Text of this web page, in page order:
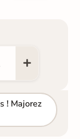
! Majorez